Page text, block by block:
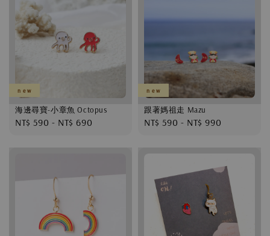
n e w
海邊尋寶-小章魚 Octopus
Regular
NT$ 590 - NT$ 690
n e w
跟著媽祖走 Mazu
Regular
NT$ 590 - NT$ 990